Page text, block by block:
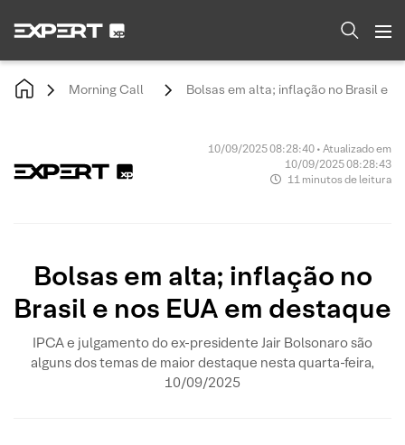
Morning Call Bolsas em alta; inflação no Brasil e
10/09/2025 08:28:40 • Atualizado em
10/09/2025 08:28:43
11 minutos de leitura
Bolsas em alta; inflação no
Brasil e nos EUA em destaque
IPCA e julgamento do ex-presidente Jair Bolsonaro são
alguns dos temas de maior destaque nesta quarta-feira,
10/09/2025